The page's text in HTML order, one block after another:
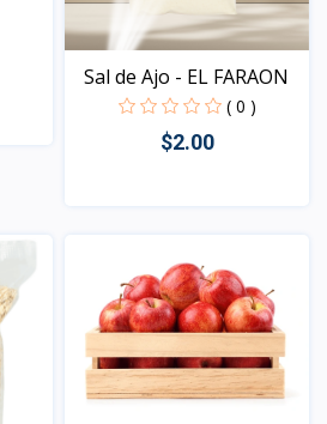
Sal de Ajo - EL FARAON
( 0 )
$2.00